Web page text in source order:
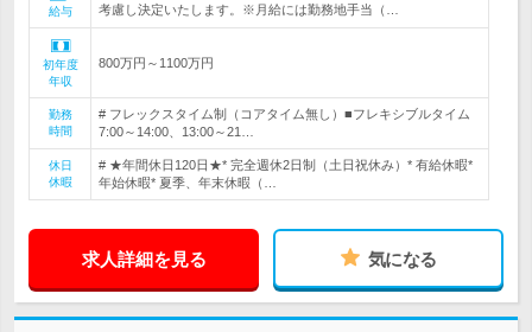
給与
考慮し決定いたします。※月給には勤務地手当（…
初年度
年収
800万円～1100万円
勤務
時間
# フレックスタイム制（コアタイム無し）■フレキシブルタイム
7:00～14:00、13:00～21…
休日
休暇
# ★年間休日120日★* 完全週休2日制（土日祝休み）* 有給休暇*
年始休暇* 夏季、年末休暇（…
求人詳細を見る 気になる